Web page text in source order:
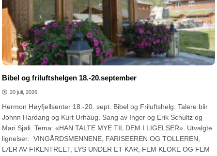
Bibel og friluftshelgen 18.-20.september
20 juli, 2026
Hermon Høyfjellsenter 18.-20. sept. Bibel og Friluftshelg. Talere blir
Johnn Hardang og Kurt Urhaug. Sang av Inger og Erik Schultz og
Mari Sjøli. Tema: «HAN TALTE MYE TIL DEM I LIGELSER». Utvalgte
lignelser: VINGÅRDSMENNENE, FARISEEREN OG TOLLEREN,
LÆR AV FIKENTREET, LYS UNDER ET KAR, FEM KLOKE OG FEM